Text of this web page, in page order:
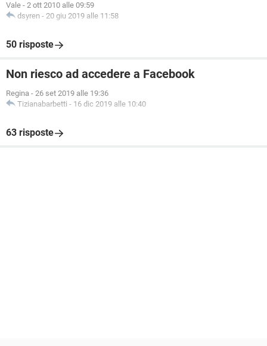
Vale - 2 ott 2010 alle 09:59
dsyren - 20 giu 2019 alle 11:58
50 risposte
Non riesco ad accedere a Facebook
Regina - 26 set 2019 alle 19:36
Tizianabarbetti - 16 dic 2019 alle 10:40
63 risposte